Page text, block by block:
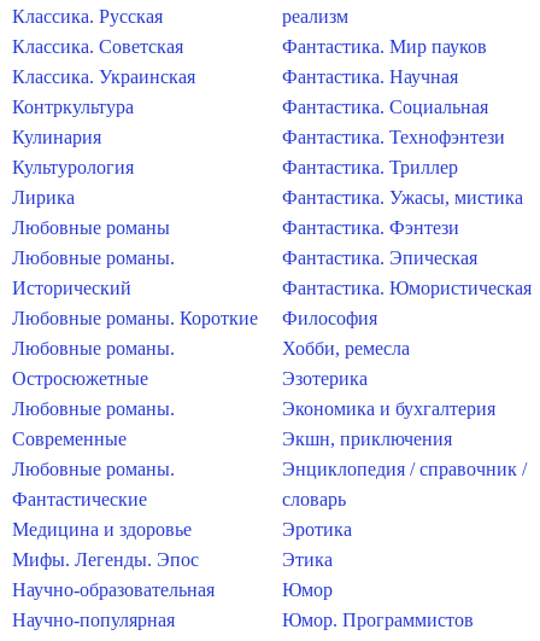
Классика. Русская
Классика. Советская
Классика. Украинская
Контркультура
Кулинария
Культурология
Лирика
Любовные романы
Любовные романы.
Исторический
Любовные романы. Короткие
Любовные романы.
Остросюжетные
Любовные романы.
Современные
Любовные романы.
Фантастические
Медицина и здоровье
Мифы. Легенды. Эпос
Научно-образовательная
Научно-популярная
реализм
Фантастика. Мир пауков
Фантастика. Научная
Фантастика. Социальная
Фантастика. Технофэнтези
Фантастика. Триллер
Фантастика. Ужасы, мистика
Фантастика. Фэнтези
Фантастика. Эпическая
Фантастика. Юмористическая
Философия
Хобби, ремесла
Эзотерика
Экономика и бухгалтерия
Экшн, приключения
Энциклопедия / справочник /
словарь
Эротика
Этика
Юмор
Юмор. Программистов